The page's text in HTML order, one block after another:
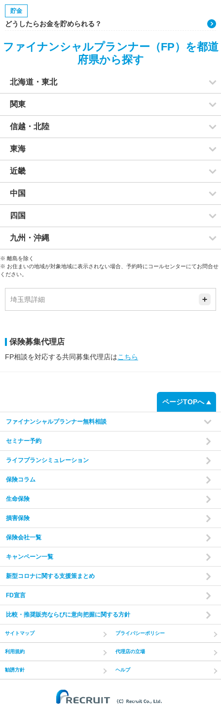
貯金
どうしたらお金を貯められる？
ファイナンシャルプランナー（FP）を都道
府県から探す
北海道・東北
関東
信越・北陸
東海
近畿
中国
四国
九州・沖縄
※ 離島を除く
※ お住まいの地域が対象地域に表示されない場合、予約時にコールセンターにてお問合せ
ください。
埼玉県詳細
保険募集代理店
FP相談を対応する共同募集代理店はこちら
ページTOPへ
ファイナンシャルプランナー無料相談
セミナー予約
ライフプランシミュレーション
保険コラム
生命保険
損害保険
保険会社一覧
キャンペーン一覧
新型コロナに関する支援策まとめ
FD宣言
比較・推奨販売ならびに意向把握に関する方針
サイトマップ プライバシーポリシー
利用規約 代理店の立場
勧誘方針 ヘルプ